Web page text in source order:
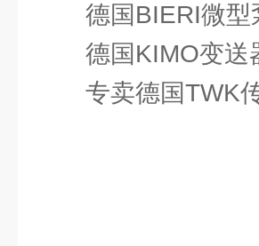
德国BIERI微型
德国KIMO变送
专卖德国TWK